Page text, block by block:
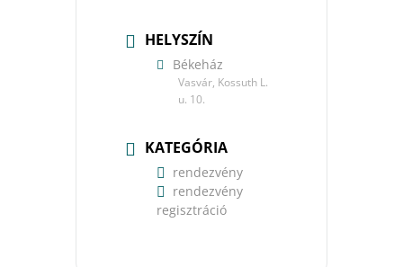
HELYSZÍN
Békeház
Vasvár, Kossuth L.
u. 10.
KATEGÓRIA
rendezvény
rendezvény
regisztráció